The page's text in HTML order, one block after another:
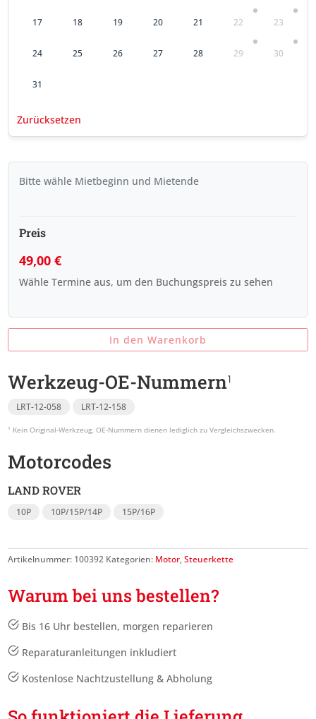
17 18 19 20 21 22 23
24 25 26 27 28 29 30
31
Zurücksetzen
Bitte wähle Mietbeginn und Mietende
Preis
49,00€
Wähle Termine aus, um den Buchungspreis zu sehen
In den Warenkorb
Werkzeug-OE-Nummern
LRT-12-058 LRT-12-158
Motorcodes
LAND ROVER
10P 10P/15P/14P 15P/16P
Artikelnummer: 100392 Kategorien: Motor,Steuerkette
Warum bei uns bestellen?
Bis 16 Uhr bestellen, morgen reparieren
Reparaturanleitungen inkludiert
Kostenlose Nachtzustellung & Abholung